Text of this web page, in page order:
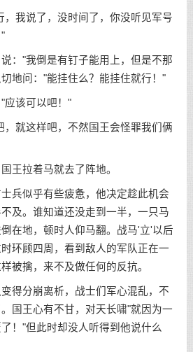
，我说了，没时间了，你没听见军号
："我倒是有钉子能用上，但是不那
地问："能挂住么？能挂住就行！"
应该可以吧！"
，就这样吧，不然国王会怪罪我们俩
王拉着马就去了阵地。
兵似乎有些疲惫，他决定趁此机会
及。谁知道还没走到一半，一只马
在地，顿时人仰马翻。战马'立'以后
环顾四周，看到敌人的军队正在一
被擒，来不及做任何的反抗。
得分崩离析，战士们军心混乱，不
国王心有不甘，对天长啸"就因为一
！"但此时却没人听得到他说什么